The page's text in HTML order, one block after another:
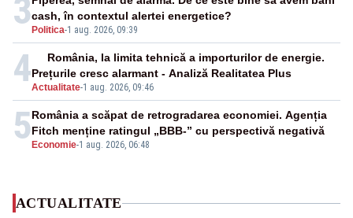
3 Politica-1 aug. 2026, 09:39
cash, în contextul alertei energetice?
4Actualitate-1 aug. 2026, 09:46
România, la limita tehnică a importurilor de energie.
Prețurile cresc alarmant - Analiză Realitatea Plus
5 Economie-1 aug. 2026, 06:48
România a scăpat de retrogradarea economiei. Agenția
Fitch menține ratingul „BBB-” cu perspectivă negativă
ACTUALITATE